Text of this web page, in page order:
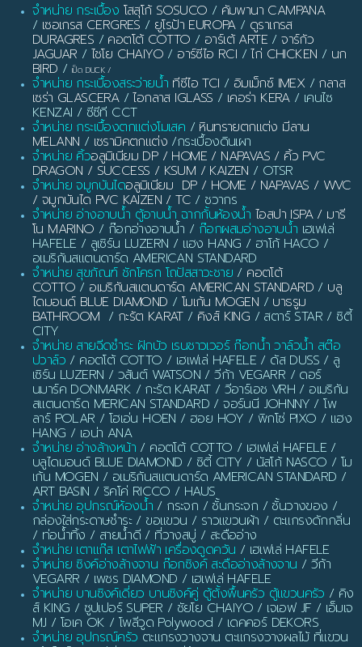
จำหน่าย กระเบื้อง โสสุโก้ SOSUCO / คัมพานา CAMPANA
/ เซอเกรส CERGRES / ยูโรป้า EUROPA/ ดูราเกรส
DURAGRES / คอตโต้ COTTO / อาร์เต้ ARTE /จาร์กัว
JAGUAR / ไชโย CHAIYO / อาร์ซีไอ RCI /ไก่ CHICKEN / นก
BIRD / เป็ด DUCK /
จำหน่าย กระเบื้องสระว่ายน้ำ ทีซีไอ TCI / อิมเม็กซ์ IMEX/ กลาส
เซร่า GLASCERA/ไอกลาส IGLASS / เคอร่า KERA/ เคนไซ
KENZAI / ซีซีที CCT
จำหน่าย กระเบื้องตกแต่งโมเสค / หินทรายตกแต่ง มีลาน
MELANN / เซรามิคตกแต่ง /กระเบื้องดินเผา
จำหน่าย คิ้วอลูมิเนียม DP / HOME / NAPAVAS / คิ้ว PVC
DRAGON / SUCCESS / KSUM / KAIZEN / OTSR
จำหน่าย จมูกบันไดอลูมิเนียม DP / HOME / NAPAVAS / WVC
/ จมูกบันได PVC KAIZEN / TC / ชวากร
จำหน่าย อ่างอาบน้ำ ตู้อาบน้ำ ฉากกั้นห้องน้ำ ไอสปา ISPA / มารี
โน MARINO / ก๊อกอ่างอาบน้ำ / ก๊อกผสมอ่างอาบน้ำ เฮเฟเล่
HAFELE / ลูเซิร์น LUZERN / แฮง HANG / ฮาโก้ HACO /
อเมริกันสแตนดาร์ด AMERICAN STANDARD
จำหน่าย สุขภัณฑ์ ชักโครก โถปัสสาวะชาย / คอตโต้
COTTO / อเมริกันสแตนดาร์ด AMERICAN STANDARD / บลู
ไดมอนด์ BLUE DIAMOND / โมเก้น MOGEN / บาธรูม
BATHROOM / กะรัต KARAT/ คิงส์ KING / สตาร์ STAR / ซิตี้
CITY
จำหน่าย สายฉีดชำระ ฝักบัว เรนชาวเวอร์ ก๊อกน้ำ วาล์วน้ำ สต๊อ
ปวาล์ว / คอตโต้ COTTO / เฮเฟเล่ HAFELE / ดัส DUSS / ลู
เซิร์น LUZERN / วสันต์ WATSON / วีก้า VEGARR / ดอร์
นมาร์ค DONMARK / กะรัต KARAT / วีอาร์เอช VRH / อเมริกัน
สแตนดาร์ด MERICAN STANDARD / จอร์นนี JOHNNY / โพ
ลาร์ POLAR / โฮเอ่น HOEN / ฮอย HOY / พิกโซ่ PIXO / แฮง
HANG / เอน่า ANA
จำหน่าย อ่างล้างหน้า / คอตโต้ COTTO / เฮเฟเล่ HAFELE /
บลูไดมอนด์ BLUE DIAMOND / ซิตี้ CITY / นัสโก้ NASCO / โม
เก้น MOGEN / อเมริกันสแตนดาร์ด AMERICAN STANDARD /
ART BASIN / ริคโค่ RICCO / HAUS
จำหน่าย อุปกรณ์ห้องน้ำ / กระจก / ชั้นกระจก / ชั้นวางของ /
กล่องใส่กระดาษชำระ / ขอแขวน / ราวแขวนผ้า / ตะแกรงดักกลิ่น
/ ท่อน้ำทิ้ง / สายน้ำดี / ที่วางสบู่ / สะดืออ่าง
จำหน่าย เตาแก๊ส เตาไฟฟ้า เครื่องดูดควัน / เฮเฟเล่ HAFELE
จำหน่าย ซิงค์อ่างล้างจาน ก๊อกซิงค์ สะดืออ่างล้างจาน / วีก้า
VEGARR / เพชร DIAMOND / เฮเฟเล่ HAFELE
จำหน่าย บานซิงค์เดี่ยว บานซิงค์คู่ ตู้ตั้งพื้นครัว ตู้แขวนครัว / คิง
ส์ KING / ซูปเปอร์ SUPER / ชัยโย CHAIYO / เจเอฟ JF / เอ็มเจ
MJ / โอเค OK / โพลีวูด Polywood / เดคคอร์ DEKORS
จำหน่าย อุปกรณ์ครัว ตะแกรงวางจาน ตะแกรงวางผลไม้ ที่แขวน